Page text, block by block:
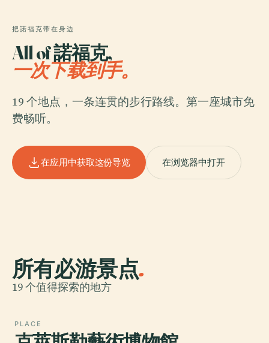
把諾福克带在身边
All of 諾福克,
一次下载到手。
19 个地点，一条连贯的步行路线。第一座城市免
费畅听。
在应用中获取这份导览 在浏览器中打开
所有必游景点.
19 个值得探索的地方
PLACE